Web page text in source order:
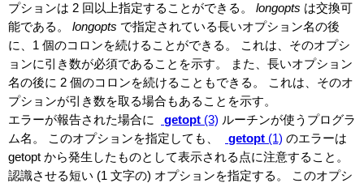
プションは 2 回以上指定することができる。 longopts は交換可
能である。 longopts で指定されている長いオプション名の後
に、1 個のコロンを続けることができる。 これは、そのオプシ
ョンに引き数が必須であることを示す。 また、長いオプション
名の後に 2 個のコロンを続けることもできる。 これは、そのオ
プションが引き数を取る場合もあることを示す。
エラーが報告された場合に
getopt (3) ルーチンが使うプログラ
ム名。 このオプションを指定しても、
getopt (1) のエラーは
getopt から発生したものとして表示される点に注意すること。
認識させる短い (1 文字の) オプションを指定する。 このオプシ